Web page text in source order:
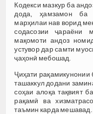
Кодекси мазкур ба
дода, ҳамзамон ба
марҳилаи нав ворид
содасозии ҷараёни
мақомоти андоз
устувор дар самти
ҷаҳонӣ мебошад.
Ҷиҳати
ташаккул додани
соҳаи алоқа тақвият
рақамӣ ва
таъмин карда мешавад.